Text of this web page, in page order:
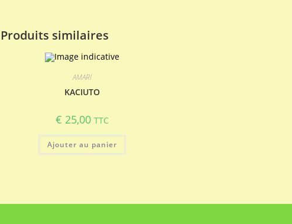
Produits similaires
AMARI
KACIUTO
€ 25,00 TTC
Ajouter au panier